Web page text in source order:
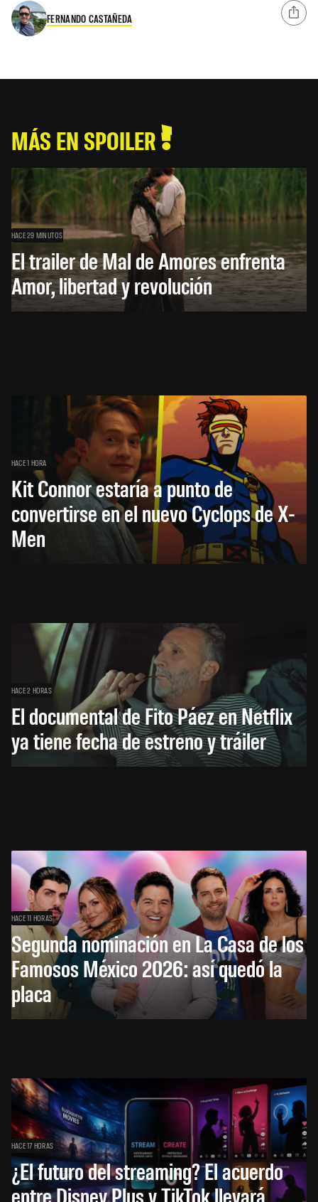
FERNANDO CASTAÑEDA
MÁS EN SPOILER
HACE 29 MINUTOS
El trailer de Mal de Amores enfrenta
Amor, libertad y revolución
HACE 1 HORA
Kit Connor estaría a punto de
convertirse en el nuevo Cyclops de X-
Men
HACE 2 HORAS
El documental de Fito Páez en Netflix
ya tiene fecha de estreno y tráiler
HACE 11 HORAS
Segunda nominación en La Casa de los
Famosos México 2026: así quedó la
placa
HACE 17 HORAS
¿El futuro del streaming? El acuerdo
entre Disney Plus y TikTok llevará